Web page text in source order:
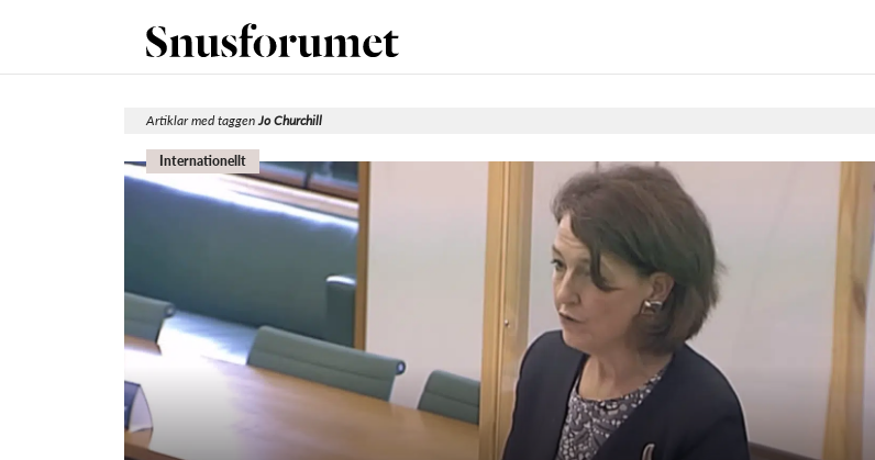
Artiklar med taggenJo Churchill
Internationellt